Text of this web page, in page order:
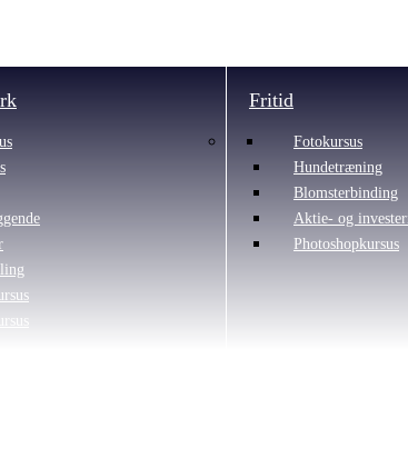
Fritid
Fotokursus
Hundetræning
Blomsterbinding
Aktie- og
Photoshopkursus